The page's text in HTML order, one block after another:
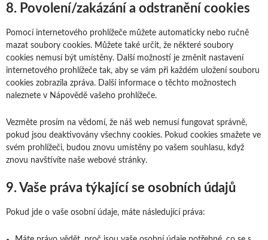
8. Povolení/zakázání a odstranění cookies
Pomocí internetového prohlížeče můžete automaticky nebo ručně
mazat soubory cookies. Můžete také určit, že některé soubory
cookies nemusí být umístěny. Další možností je změnit nastavení
internetového prohlížeče tak, aby se vám při každém uložení souboru
cookies zobrazila zpráva. Další informace o těchto možnostech
naleznete v Nápovědě vašeho prohlížeče.
Vezměte prosím na vědomí, že náš web nemusí fungovat správně,
pokud jsou deaktivovány všechny cookies. Pokud cookies smažete ve
svém prohlížeči, budou znovu umístěny po vašem souhlasu, když
znovu navštívíte naše webové stránky.
9. Vaše práva týkající se osobních údajů
Pokud jde o vaše osobní údaje, máte následující práva: